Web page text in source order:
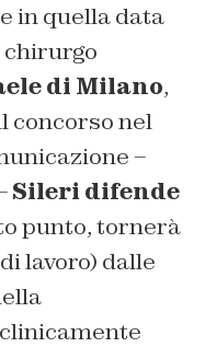
in quella data
chirurgo
di Milano,
concorso nel
–
Sileri difende
punto, tornerà
lavoro) dalle